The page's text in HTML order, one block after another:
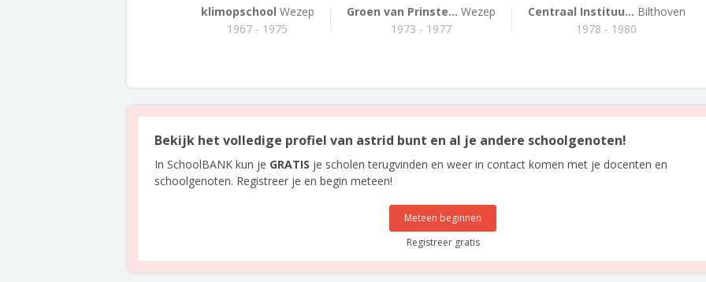
klimopschool Wezep
1967 - 1975
Groen van Prinste... Wezep
1973 - 1977
Centraal Instituu... Bilthoven
1978 - 1980
Bekijk het volledige profiel van astrid bunt en al je andere schoolgenoten!
In SchoolBANK kun je GRATIS je scholen terugvinden en weer in contact komen met je docenten en
schoolgenoten. Registreer je en begin meteen!
Meteen beginnen
Registreer gratis